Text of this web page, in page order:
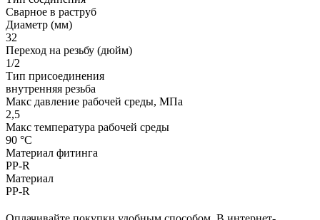
Сварное в раструб
Диаметр (мм)
32
Переход на резьбу (дюйм)
1/2
Тип присоединения
внутренняя резьба
Макс давление рабочей среды, МПа
2,5
Макс температура рабочей среды
90 °С
Материал фитинга
PP-R
Материал
PP-R